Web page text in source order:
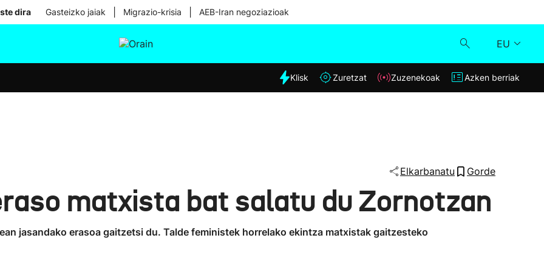
dira Gasteizko jaiak Migrazio-krisia AEB-Iran negoziazioak
EU
Eguraldia
Klisk
Azken berriak
Klisk Zuretzat Zuzenekoak Azken berriak
Elkarbanatu Gorde
matxista bat salatu du Zornotzan
jasandako erasoa gaitzetsi du. Talde feministek horrelako ekintza matxistak gaitzesteko